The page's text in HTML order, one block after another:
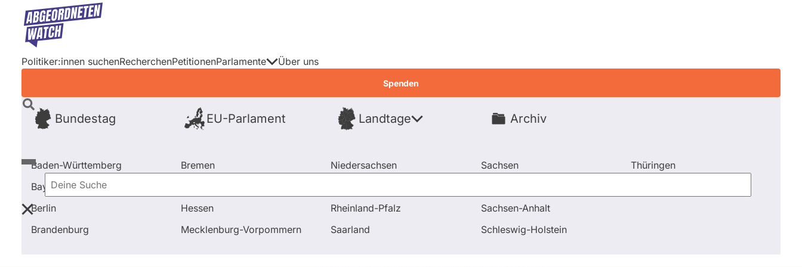
Direkt
Inhalt
Politiker:innen suchenRecherchenPetitionenParlamente
Bundestag EU-Parlament Landtage
Baden-Württemberg
Bayern
Berlin
Brandenburg
Bremen
Hessen
Mecklenburg-Vorpommern
Niedersachsen
Rheinland-Pfalz
Saarland
Sachsen
Sachsen-Anhalt
Schleswig-Holstein
Thüringen
Archiv
Über uns
Spenden
Deine
Suche
Startseite Frage stellen Torsten Ludwig Fragen und Antworten